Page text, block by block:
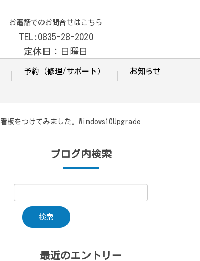
お電話でのお問合せはこちら
TEL:0835-28-2020
定休日：日曜日
予約（修理/サポート） お知らせ
看板をつけてみました。Windows10Upgrade
ブログ内検索
最近のエントリー